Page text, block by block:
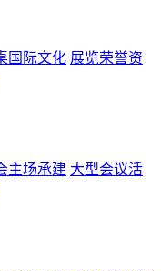
国际文化 展览荣誉资
主场承建 大型会议活